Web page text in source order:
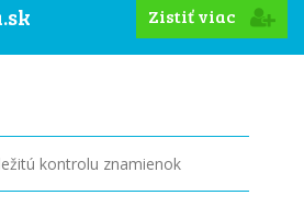
Zistiť viac
kontrolu znamienok